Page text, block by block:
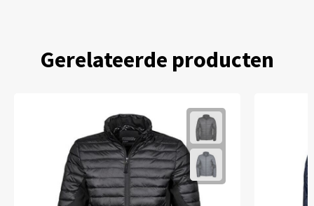
Gerelateerde producten